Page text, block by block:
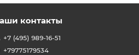
контакты
+7 (495) 989-16-51
+79775179534